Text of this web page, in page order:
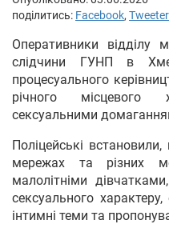
поділитись: Facebook, Tweeter
Оперативники відділу
слідчини ГУНП в
процесуального
річного
сексуальними
Поліцейські
мережах та різних
малолітніми
сексуального
інтимні теми та